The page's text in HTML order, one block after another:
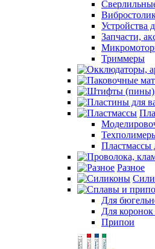
Устройства
Запчасти,
Триммеры
Пластмассы
Разное
Для
Для
Припои